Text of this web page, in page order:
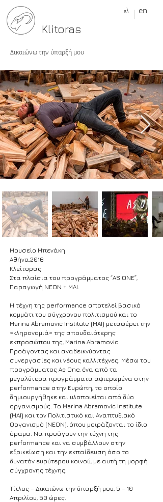
Klitoras
ελ en
Δικαιώνω την ύπαρξή μου
Μουσείο Μπενάκη
Αθήνα,2016
Κλείτορας
Στα πλαίσια του προγράμματος “AS ONE”,
Παραγωγή ΝΕΟΝ + ΜΑI.
Η τέχνη της performance αποτελεί βασικό
κομμάτι του σύγχρονου πολιτισμού και το
Marina Abramovic Institute (MAI) μεταφέρει την
«κληρονομιά» της σπουδαιότερης
εκπροσώπου της, Marina Abramovic.
Προάγοντας και αναδεικνύοντας
συνεργασίες και νέους καλλιτέχνες. Μέσω του
προγράμματος As One, ένα από τα
μεγαλύτερα προγράμματα αφιερωμένα στην
performance στην Ευρώπη, το οποίο
δημιουργήθηκε και υλοποιείται από δύο
οργανισμούς. Το Marina Abramovic Institute
(MAI) και τον Πολιτιστικό και Αναπτυξιακό
Οργανισμό (ΝΕΟΝ), όπου μοιράζονται το ίδιο
όραμα. Να προάγουν την τέχνη της
performance και να συμβάλλουν στην
εξοικείωση και την εκπαίδευση όσο το
δυνατόν ευρύτερου κοινού, με αυτή τη μορφή
σύγχρονης τέχνης.
Τίτλος – Δικαιώνω την ύπαρξή μου, 5 – 10
Απριλίου, 50 ώρες.